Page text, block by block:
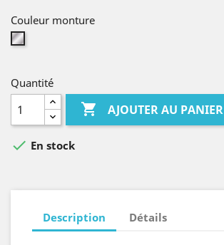
Couleur monture
Argent
Quantité
 AJOUTER AU PANIER
 En stock
Description Détails